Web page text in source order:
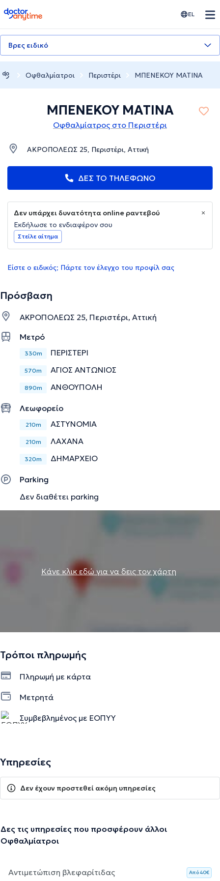
doctoranytime EL
Βρες ειδικό
Οφθαλμίατροι Περιστέρι ΜΠΕΝΕΚΟΥ ΜΑΤΙΝΑ
ΜΠΕΝΕΚΟΥ ΜΑΤΙΝΑ
Οφθαλμίατρος στο Περιστέρι
ΑΚΡΟΠΟΛΕΩΣ 25, Περιστέρι, Αττική
ΔΕΣ ΤΟ ΤΗΛΕΦΩΝΟ
Δεν υπάρχει δυνατότητα online ραντεβού
Εκδήλωσε το ενδιαφέρον σου
Στείλε αίτημα
Είστε ο ειδικός; Πάρτε τον έλεγχο του προφίλ σας
Πρόσβαση
ΑΚΡΟΠΟΛΕΩΣ 25, Περιστέρι, Αττική
Μετρό
330m ΠΕΡΙΣΤΕΡΙ
570m ΑΓΙΟΣ ΑΝΤΩΝΙΟΣ
890m ΑΝΘΟΥΠΟΛΗ
Λεωφορείο
210m ΑΣΤΥΝΟΜΙΑ
210m ΛΑΧΑΝΑ
320m ΔΗΜΑΡΧΕΙΟ
Parking
Δεν διαθέτει parking
Κάνε κλικ εδώ για να δεις τον χάρτη
Τρόποι πληρωμής
Πληρωμή με κάρτα
Μετρητά
Συμβεβλημένος με ΕΟΠΥΥ
Υπηρεσίες
Δεν έχουν προστεθεί ακόμη υπηρεσίες
Δες τις υπηρεσίες που προσφέρουν άλλοι
Οφθαλμίατροι
Αντιμετώπιση βλεφαρίτιδας Aπό 40€